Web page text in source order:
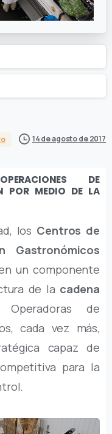
14 de agosto de 2017
DE
POR MEDIO DE LA
los Centros de
Gastronómicos
un componente
de la cadena
de
cada vez más,
capaz de
para la